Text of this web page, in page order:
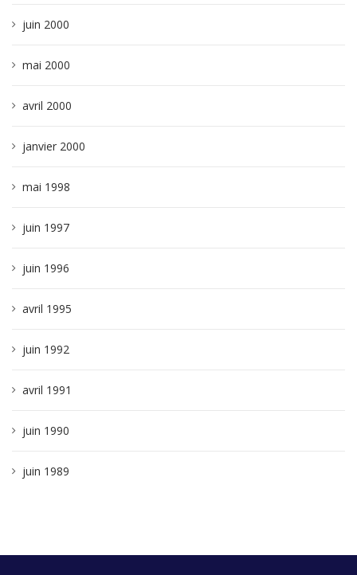
juin 2000
mai 2000
avril 2000
janvier 2000
mai 1998
juin 1997
juin 1996
avril 1995
juin 1992
avril 1991
juin 1990
juin 1989